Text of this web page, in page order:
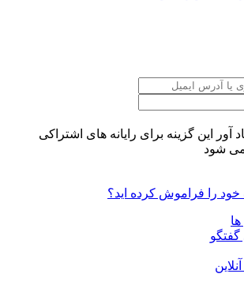
آور
این گزینه برای رایانه های اشتراکی
شود
خود را فراموش کرده اید؟
گفتگو